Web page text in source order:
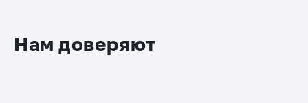
Нам доверяют